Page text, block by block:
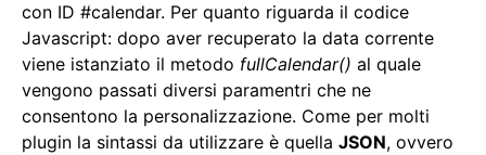
con ID #calendar. Per quanto riguarda il codice
Javascript: dopo aver recuperato la data corrente
viene istanziato il metodo fullCalendar() al quale
vengono passati diversi paramentri che ne
consentono la personalizzazione. Come per molti
plugin la sintassi da utilizzare è quella JSON, ovvero